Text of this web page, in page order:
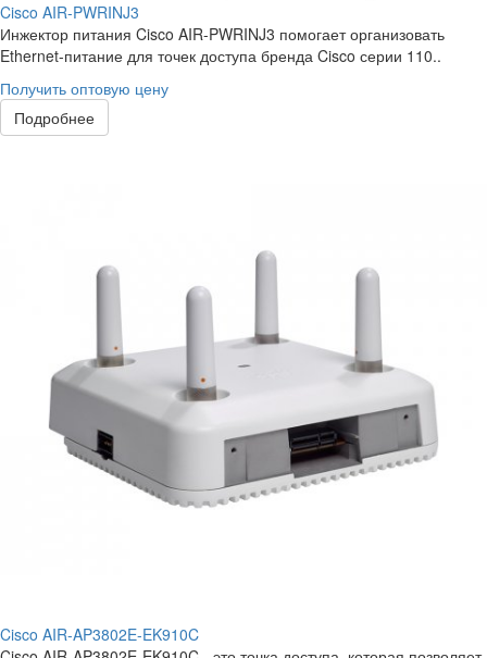
Cisco AIR-PWRINJ3
Инжектор питания Cisco AIR-PWRINJ3 помогает организовать
Ethernet-питание для точек доступа бренда Cisco серии 110..
Получить оптовую цену
Подробнее
Cisco AIR-AP3802E-EK910C